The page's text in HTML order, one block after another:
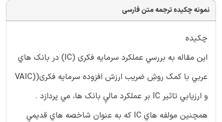
نمونه چکیده ترجمه متن فارسی
چكيده
اين مقاله به بررسي عملكرد سرمايه فكری (IC) در بانك هاي
عربي با كمك روشِ ضریب ارزش افزوده سرمایه فکری((VAIC
و ارزيابي تاثير IC بر عملكرد ماليِ بانك ها، مي پردازد .
همچنين مولفه هاي IC كه به عنوان شاخصه هاي قديميِ